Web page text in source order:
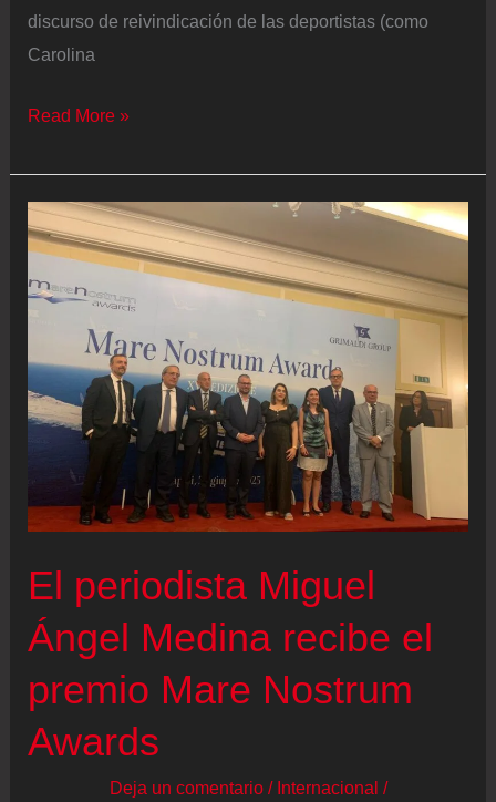
discurso de reivindicación de las deportistas (como
Carolina
Así
sido
los
Premios
AS
noche
que
reconoció
Rafael
Nadal
Read More »
El periodista Miguel
Ángel Medina recibe el
premio Mare Nostrum
Awards
Deja un comentario / Internacional /